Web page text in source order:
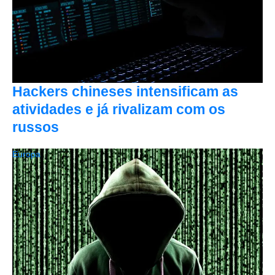
Hackers chineses intensificam as
atividades e já rivalizam com os
russos
Europa